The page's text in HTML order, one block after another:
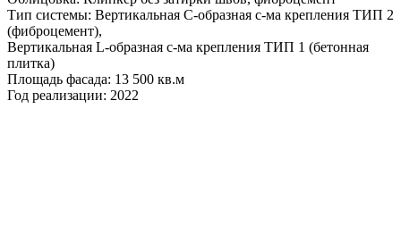
Тип системы: Вертикальная С-образная с-ма крепления ТИП 2
(фиброцемент),
Вертикальная L-образная с-ма крепления ТИП 1 (бетонная
плитка)
Площадь фасада: 13 500 кв.м
Год реализации: 2022